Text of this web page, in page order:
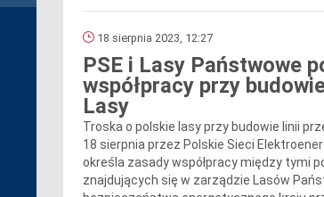
18 sierpnia 2023, 12:27
PSE i Lasy Państwowe
współpracy przy
Lasy
Troska o polskie lasy przy budowie linii
18 sierpnia przez Polskie Sieci
określa zasady współpracy między tymi
znajdujących się w zarządzie Lasów